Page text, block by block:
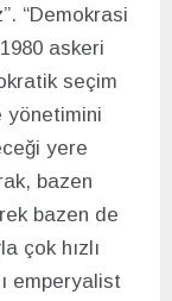
“Demokrasi
askeri
seçim
yönetimini
yere
bazen
bazen de
çok hızlı
emperyalist